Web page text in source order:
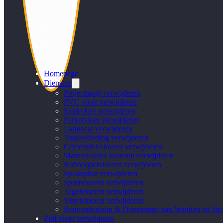
Homepage
Diensten
Projecttapijt verwijderen
PVC vloer verwijderen
Kurkvloer verwijderen
Parketvloer verwijderen
Laminaat verwijderen
Trapbekleding verwijderen
Cementdekvloeren verwijderen
Marmoleum/Linoleum verwijderen
Rubbergietvloeren verwijderen
Spaanplaat verwijderen
Sportvloeren verwijderen
Tegelvloeren verwijderen
Vinylvloeren verwijderen
Renovatiesloop & Demontage van Wanden en
Zelf vloer verwijderen